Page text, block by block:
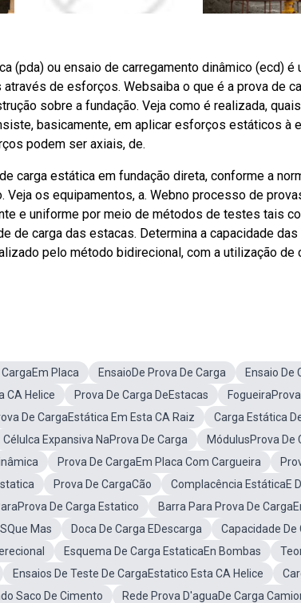
(pda) ou ensaio de carregamento dinâmico (ecd)
de esforços. Websaiba o que é a prova de
sobre a fundação. Veja como é realizada,
basicamente, em aplicar esforços estáticos à
podem ser axiais, de.
carga estática em fundação direta, conforme a
Veja os equipamentos, a. Webno processo de
e uniforme por meio de métodos de testes tais
de carga das estacas. Determina a capacidade
pelo método bidirecional, com a utilização
CargaEm Placa EnsaioDe Prova De Carga Ensaio De
CA Helice
Prova De Carga DeEstacas
De CargaEstática Em Esta CA Raiz Carga Estática
Célulca Expansiva NaProva De Carga MódulusProva De
Prova De CargaEm Placa Com Cargueira
Prova De CargaCão Complacência EstáticaE
De Carga Estatico
Barra Para Prova De
Mas
Doca De Carga EDescarga
Capacidade De
Esquema De Carga EstaticaEn Bombas
Ensaios De Teste De CargaEstatico Esta CA Helice
Saco De Cimento
Rede Prova D'aguaDe Carga